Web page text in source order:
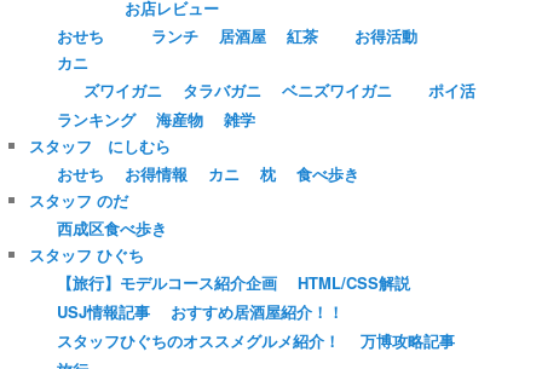
おせち
お店レビュー
ランチ
居酒屋 紅茶
お得活動
カニ
ズワイガニ
タラバガニ ベニズワイガニ
ポイ活
ランキング
海産物
雑学
スタッフ にしむら
おせち
お得情報 カニ 枕
食べ歩き
スタッフ のだ
西成区食べ歩き
スタッフ ひぐち
【旅行】モデルコース紹介企画
HTML/CSS解説
USJ情報記事
おすすめ居酒屋紹介！！
スタッフひぐちのオススメグルメ紹介！
万博攻略記事